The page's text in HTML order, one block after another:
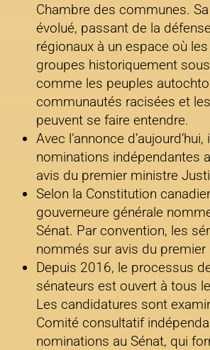
Chambre des communes.
évolué, passant de la
régionaux à un espace où
groupes historiquement
comme les peuples
communautés racisées et
peuvent se faire entendre.
Avec l’annonce
nominations indépendantes
avis du premier ministre
Selon la Constitution
gouverneure générale
Sénat. Par convention, les
nommés sur avis du premier
Depuis 2016, le processus
sénateurs est ouvert à tous
Les candidatures sont
Comité consultatif
nominations au Sénat, qui